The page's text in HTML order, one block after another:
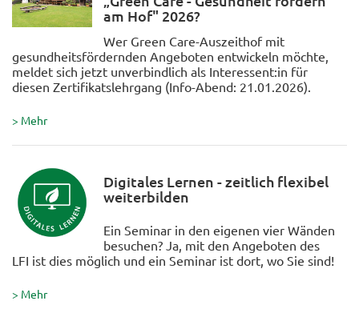
am Hof" 2026?
Wer Green Care-Auszeithof mit
gesundheitsfördernden Angeboten entwickeln möchte,
meldet sich jetzt unverbindlich als Interessent:in für
diesen Zertifikatslehrgang (Info-Abend: 21.01.2026).
> Mehr
Digitales Lernen - zeitlich flexibel
weiterbilden
Ein Seminar in den eigenen vier Wänden
besuchen? Ja, mit den Angeboten des
LFI ist dies möglich und ein Seminar ist dort, wo Sie sind!
> Mehr